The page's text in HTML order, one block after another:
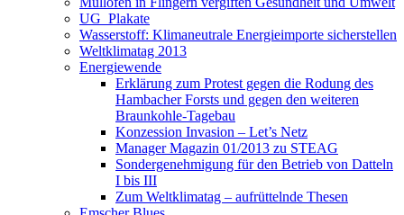
UG_Plakate
Wasserstoff: Klimaneutrale Energieimporte sicherstellen
Weltklimatag 2013
Energiewende
Erklärung zum Protest gegen die Rodung des
Hambacher Forsts und gegen den weiteren
Braunkohle-Tagebau
Konzession Invasion – Let’s Netz
Manager Magazin 01/2013 zu STEAG
Sondergenehmigung für den Betrieb von Datteln
I bis III
Zum Weltklimatag – aufrüttelnde Thesen